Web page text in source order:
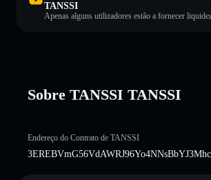
TANSSI
Apenas alguns utilizadores estão a fornecer
Sobre TANSSI TANSSI
Endereço do Contrato de TANSSI